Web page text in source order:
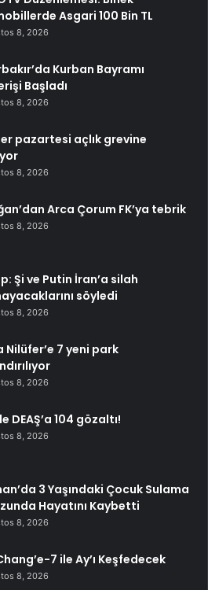
Asgari 100 Bin TL
8, 2026
Kurban Bayramı
Başladı
8, 2026
pazartesi açlık grevine
8, 2026
Arca Çorum FK’ya tebrik
8, 2026
Şi ve Putin İran’a silah
söyledi
8, 2026
Nilüfer’e 7 yeni park
8, 2026
DEAŞ’a 104 gözaltı!
8, 2026
3 Yaşındaki Çocuk Sulama
Hayatını Kaybetti
8, 2026
7 ile Ay’ı Keşfedecek
8, 2026